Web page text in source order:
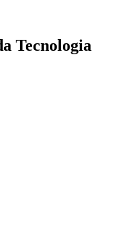
Tecnologia